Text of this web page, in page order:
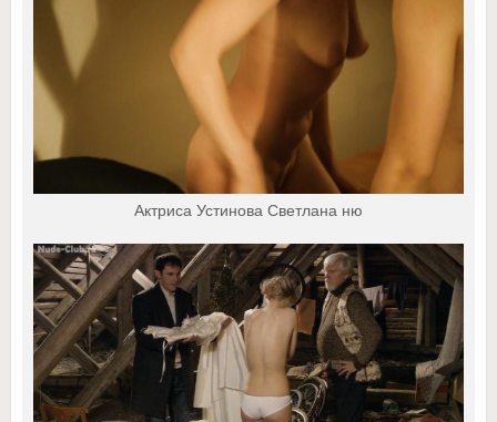
Актриса Устинова Светлана ню